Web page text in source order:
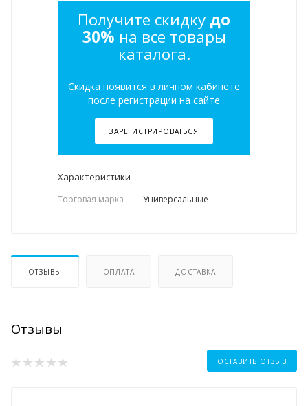
Получите скидку до
30% на все товары
каталога.
Скидка появится в личном кабинете
после регистрации на сайте
ЗАРЕГИСТРИРОВАТЬСЯ
Характеристики
Торговая марка — Универсальные
ОТЗЫВЫ ОПЛАТА ДОСТАВКА
Отзывы
ОСТАВИТЬ ОТЗЫВ